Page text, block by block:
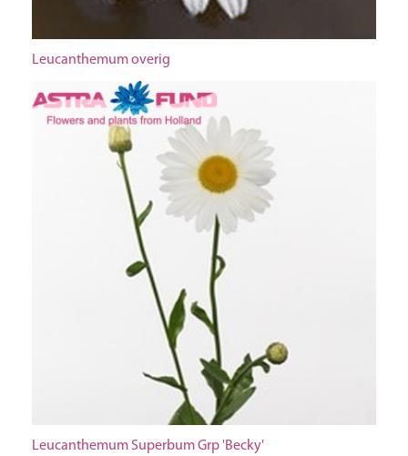
Leucanthemum overig
Leucanthemum Superbum Grp 'Becky'